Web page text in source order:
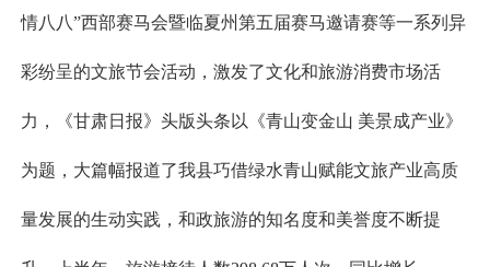
情八八”西部赛马会暨临夏州第五届赛马邀请赛等一系列异
彩纷呈的文旅节会活动，激发了文化和旅游消费市场活
力，《甘肃日报》头版头条以《青山变金山 美景成产业》
为题，大篇幅报道了我县巧借绿水青山赋能文旅产业高质
量发展的生动实践，和政旅游的知名度和美誉度不断提